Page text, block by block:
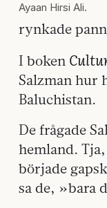
Ayaan Hirsi Ali.
rynkade
I boken
Salzman hur
Baluchistan.
De frågade
hemland.
började
sa de, »bara